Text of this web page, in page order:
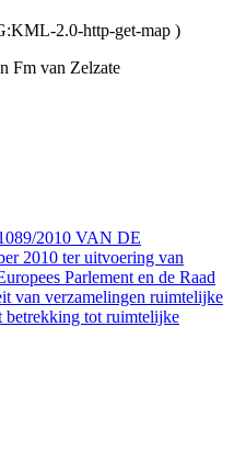
2.0-http-get-map )
Fm van Zelzate
2010 VAN DE
2010 ter uitvoering van
Parlement en de Raad
van verzamelingen ruimtelijke
betrekking tot ruimtelijke